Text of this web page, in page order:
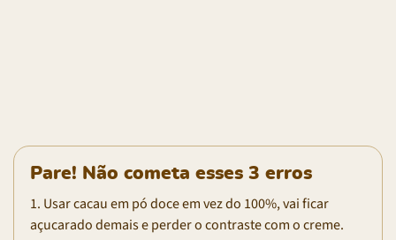
Pare! Não cometa esses 3 erros
1. Usar cacau em pó doce em vez do 100%, vai ficar
açucarado demais e perder o contraste com o creme.